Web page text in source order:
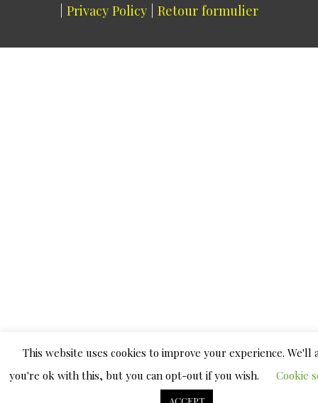
Privacy Policy Retour formulier
This website uses cookies to improve your experience. We'll
you're ok with this, but you can opt-out if you wish.
Cookie
ACCEPT